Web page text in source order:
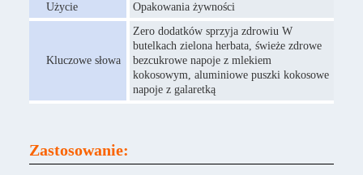
Użycie Opakowania żywności
Kluczowe słowa
Zero dodatków sprzyja zdrowiu W
butelkach zielona herbata, świeże zdrowe
bezcukrowe napoje z mlekiem
kokosowym, aluminiowe puszki kokosowe
napoje z galaretką
Zastosowanie: